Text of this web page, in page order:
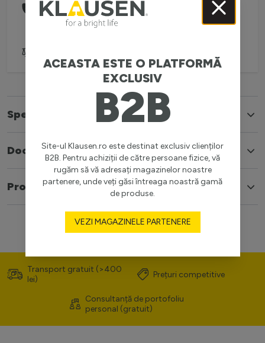
0738 757 210
(L-V: 08:30-16:00)
Specificatii
Documente
Produse similare
ACEASTA ESTE O PLATFORMĂ
EXCLUSIV
B2B
Site-ul Klausen.ro este destinat exclusiv clienților
B2B. Pentru achiziții de către persoane fizice, vă
rugăm să vă adresați magazinelor noastre
partenere, unde veți găsi întreaga noastră gamă
de produse.
VEZI MAGAZINELE PARTENERE
Transport gratuit (>400
lei)
Prețuri competitive
Consultanță de portofoliu
personal (gratuit)